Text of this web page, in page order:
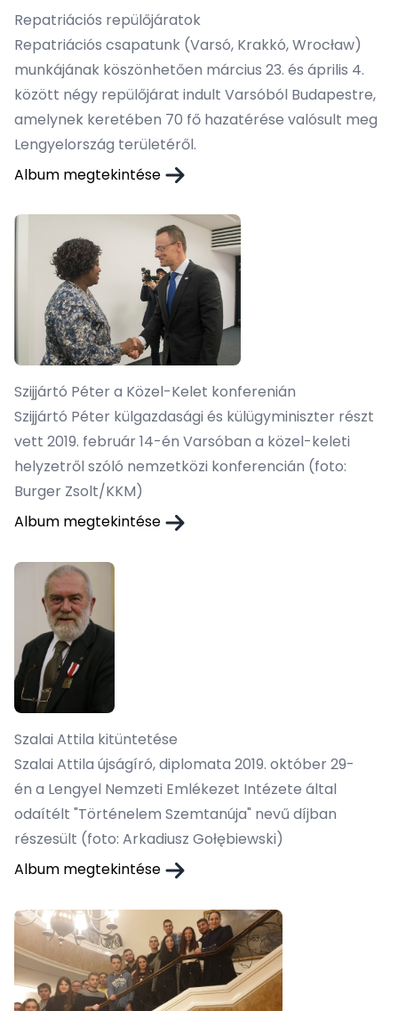
Repatriációs repülőjáratok
Repatriációs csapatunk (Varsó, Krakkó, Wrocław)
munkájának köszönhetően március 23. és április 4.
között négy repülőjárat indult Varsóból Budapestre,
amelynek keretében 70 fő hazatérése valósult meg
Lengyelország területéről.
Album megtekintése
Szijjártó Péter a Közel-Kelet konferenián
Szijjártó Péter külgazdasági és külügyminiszter részt
vett 2019. február 14-én Varsóban a közel-keleti
helyzetről szóló nemzetközi konferencián (foto:
Burger Zsolt/KKM)
Album megtekintése
Szalai Attila kitüntetése
Szalai Attila újságíró, diplomata 2019. október 29-
én a Lengyel Nemzeti Emlékezet Intézete által
odaítélt "Történelem Szemtanúja" nevű díjban
részesült (foto: Arkadiusz Gołębiewski)
Album megtekintése